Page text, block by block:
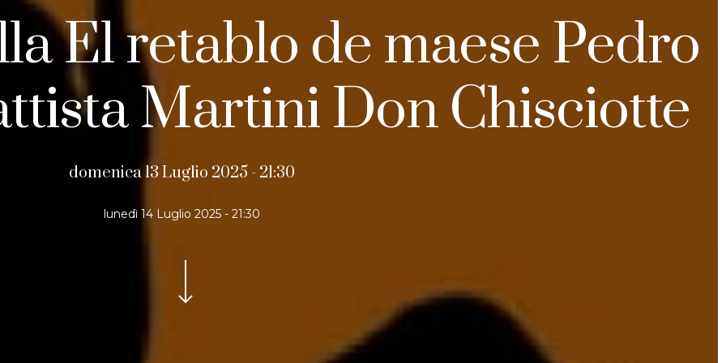
El retablo de maese Pedro
Martini Don Chisciotte
domenica 13 Luglio 2025 - 21:30
lunedì 14 Luglio 2025 - 21:30